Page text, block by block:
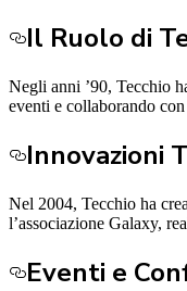
Il Ruolo di
Negli anni ’90, Tecchio
eventi e collaborando
Innovazioni
Nel 2004, Tecchio ha
l’associazione Galaxy,
Eventi e